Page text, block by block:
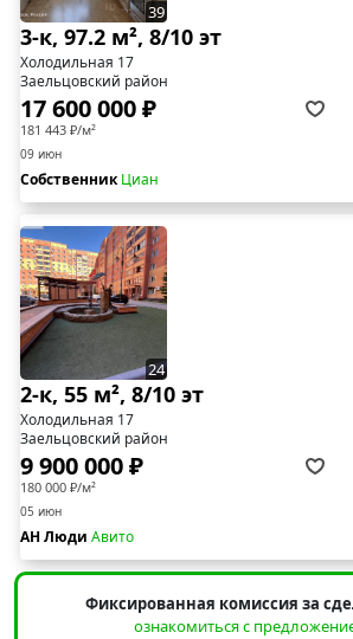
39
3-к, 97.2 м², 8/10 эт
Холодильная 17
Заельцовский район
17 600 000 ₽
181 443 ₽/м²
09 июн
СобственникЦиан
24
2-к, 55 м², 8/10 эт
Холодильная 17
Заельцовский район
9 900 000 ₽
180 000 ₽/м²
05 июн
АН Люди Авито
Фиксированная комиссия за
ознакомиться с